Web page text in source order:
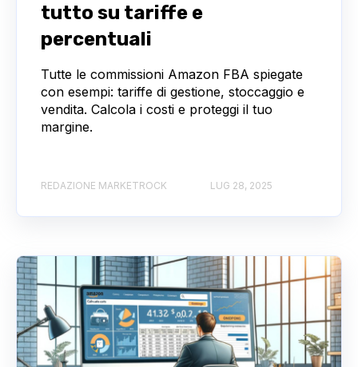
tutto su tariffe e
percentuali
Tutte le commissioni Amazon FBA spiegate
con esempi: tariffe di gestione, stoccaggio e
vendita. Calcola i costi e proteggi il tuo
margine.
REDAZIONE MARKETROCK LUG 28, 2025